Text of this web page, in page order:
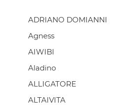
ADRIANO DOMIANNI
Agness
AIWIBI
Aladino
ALLIGATORE
ALTAIVITA